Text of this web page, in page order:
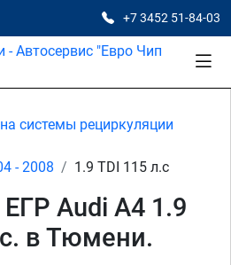
+7 3452 51-84-03
системы рециркуляции
- 2008 1.9 TDI 115 л.с
Audi A4 1.9
в Тюмени.